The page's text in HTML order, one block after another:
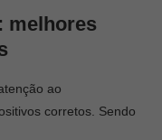
melhores
ao
corretos. Sendo